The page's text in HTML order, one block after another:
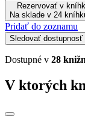
Rezervovať v
Na sklade v 24
Pridať do zoznamu
Sledovať dostupnosť
Dostupné v 28
V ktorých